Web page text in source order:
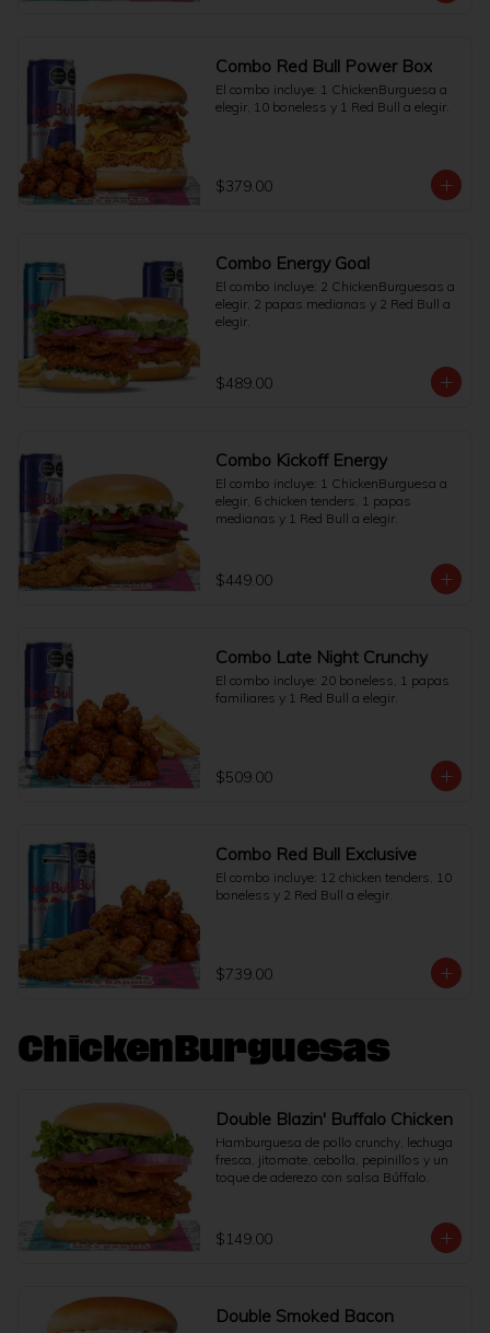
Combo Red Bull Power Box
El combo incluye: 1 ChickenBurguesa a
elegir, 10 boneless y 1 Red Bull a elegir.
$379.00
Combo Energy Goal
El combo incluye: 2 ChickenBurguesas a
elegir, 2 papas medianas y 2 Red Bull a
elegir.
$489.00
Combo Kickoff Energy
El combo incluye: 1 ChickenBurguesa a
elegir, 6 chicken tenders, 1 papas
medianas y 1 Red Bull a elegir.
$449.00
Combo Late Night Crunchy
El combo incluye: 20 boneless, 1 papas
familiares y 1 Red Bull a elegir.
$509.00
Combo Red Bull Exclusive
El combo incluye: 12 chicken tenders, 10
boneless y 2 Red Bull a elegir.
$739.00
ChickenBurguesas
Double Blazin' Buffalo Chicken
Hamburguesa de pollo crunchy, lechuga
fresca, jitomate, cebolla, pepinillos y un
toque de aderezo con salsa Búffalo.
$149.00
Double Smoked Bacon